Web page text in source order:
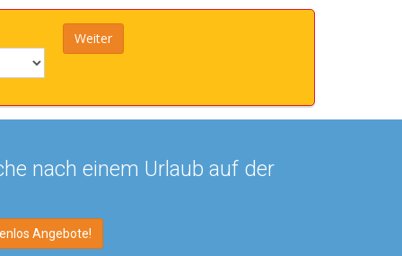
nach einem Urlaub auf der
Angebote!